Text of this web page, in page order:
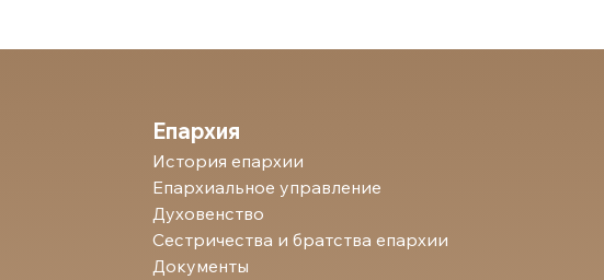
Епархия
История епархии
Епархиальное управление
Духовенство
Сестричества и братства епархии
Документы